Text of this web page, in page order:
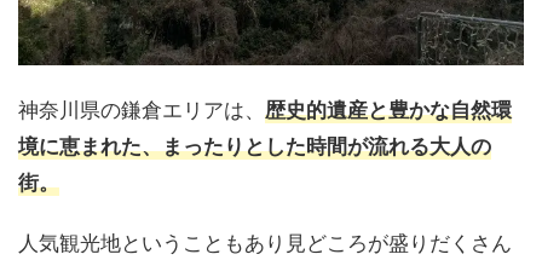
神奈川県の鎌倉エリアは、 歴史的遺産と豊かな自然環
境に恵まれた、まったりとした時間が流れる大人の
街。
人気観光地ということもあり見どころが盛りだくさん